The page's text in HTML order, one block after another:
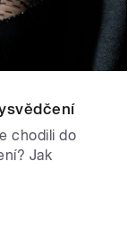
chodili do
Jak